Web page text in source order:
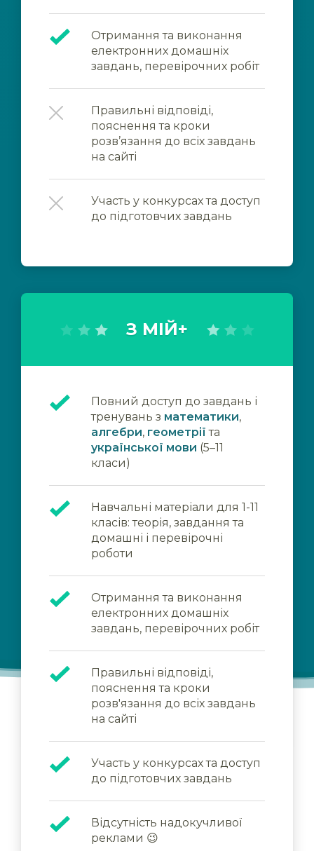
Отримання та виконання
електронних домашніх
завдань, перевірочних робіт
Правильні відповіді,
пояснення та кроки
розв’язання до всіх завдань
на сайті
Участь у конкурсах та доступ
до підготовчих завдань
З МІЙ+
Повний доступ до завдань і
тренувань з математики,
алгебри, геометрії та
української мови (5–11
класи)
Навчальні матеріали для 1-11
класів: теорія, завдання та
домашні і перевірочні
роботи
Отримання та виконання
електронних домашніх
завдань, перевірочних робіт
Правильні відповіді,
пояснення та кроки
розв'язання до всіх завдань
на сайті
Участь у конкурсах та доступ
до підготовчих завдань
Відсутність надокучливої
реклами 😉